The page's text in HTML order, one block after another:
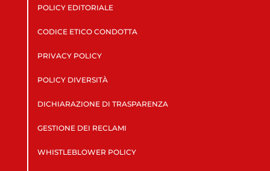
POLICY EDITORIALE
CODICE ETICO CONDOTTA
PRIVACY POLICY
POLICY DIVERSITÀ
DICHIARAZIONE DI TRASPARENZA
GESTIONE DEI RECLAMI
WHISTLEBLOWER POLICY